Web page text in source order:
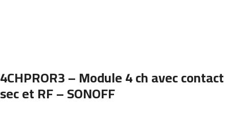
4CHPROR3 – Module 4 ch avec contact
sec et RF – SONOFF